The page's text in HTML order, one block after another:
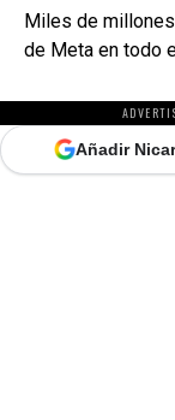
Miles de
de Meta en todo
Añadir